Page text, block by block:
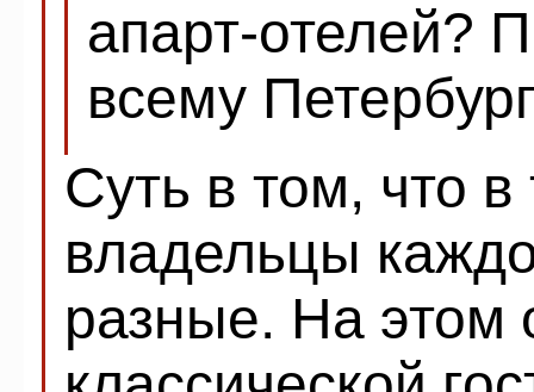
апарт-отелей?
всему
Суть в том, что в
владельцы
разные. На этом